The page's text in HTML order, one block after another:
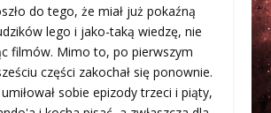
do tego, że miał już pokaźną
lego i jako-taką wiedzę, nie
filmów. Mimo to, po pierwszym
części zakochał się ponownie.
sobie epizody trzeci i piąty,